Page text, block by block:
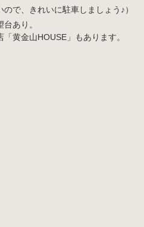
で、きれいに駐車しましょう♪）
あり。
黄金山HOUSE」もあります。